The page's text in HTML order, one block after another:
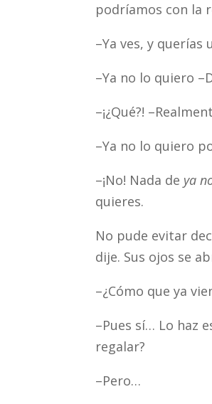
podríamos con la
–Ya ves, y
–Ya no lo quiero
–¡¿Qué?!
–Ya no lo quiero
–¡No! Nada de ya
quieres.
No pude evitar
dije. Sus ojos se
–¿Cómo que ya
–Pues sí… Lo haz
regalar?
–Pero…